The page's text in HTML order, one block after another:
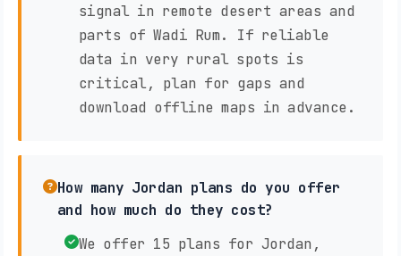
signal in remote desert areas and
parts of Wadi Rum. If reliable
data in very rural spots is
critical, plan for gaps and
download offline maps in advance.
How many Jordan plans do you offer
and how much do they cost?
We offer 15 plans for Jordan,